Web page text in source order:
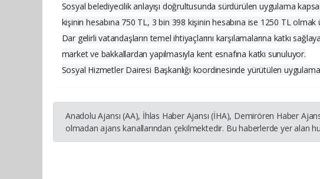
Sosyal belediyecilik anlayışı doğrultusunda sürdürülen uygulama
kişinin hesabına 750 TL, 3 bin 398 kişinin hesabına ise 1250 TL
Dar gelirli vatandaşların temel ihtiyaçlarını karşılamalarına katkı
market ve bakkallardan yapılmasıyla kent esnafına katkı sunuluyor.
Sosyal Hizmetler Dairesi Başkanlığı koordinesinde yürütülen
Anadolu Ajansı (AA), İhlas Haber Ajansı (İHA), Demirören Haber
olmadan ajans kanallarından çekilmektedir. Bu haberlerde yer alan